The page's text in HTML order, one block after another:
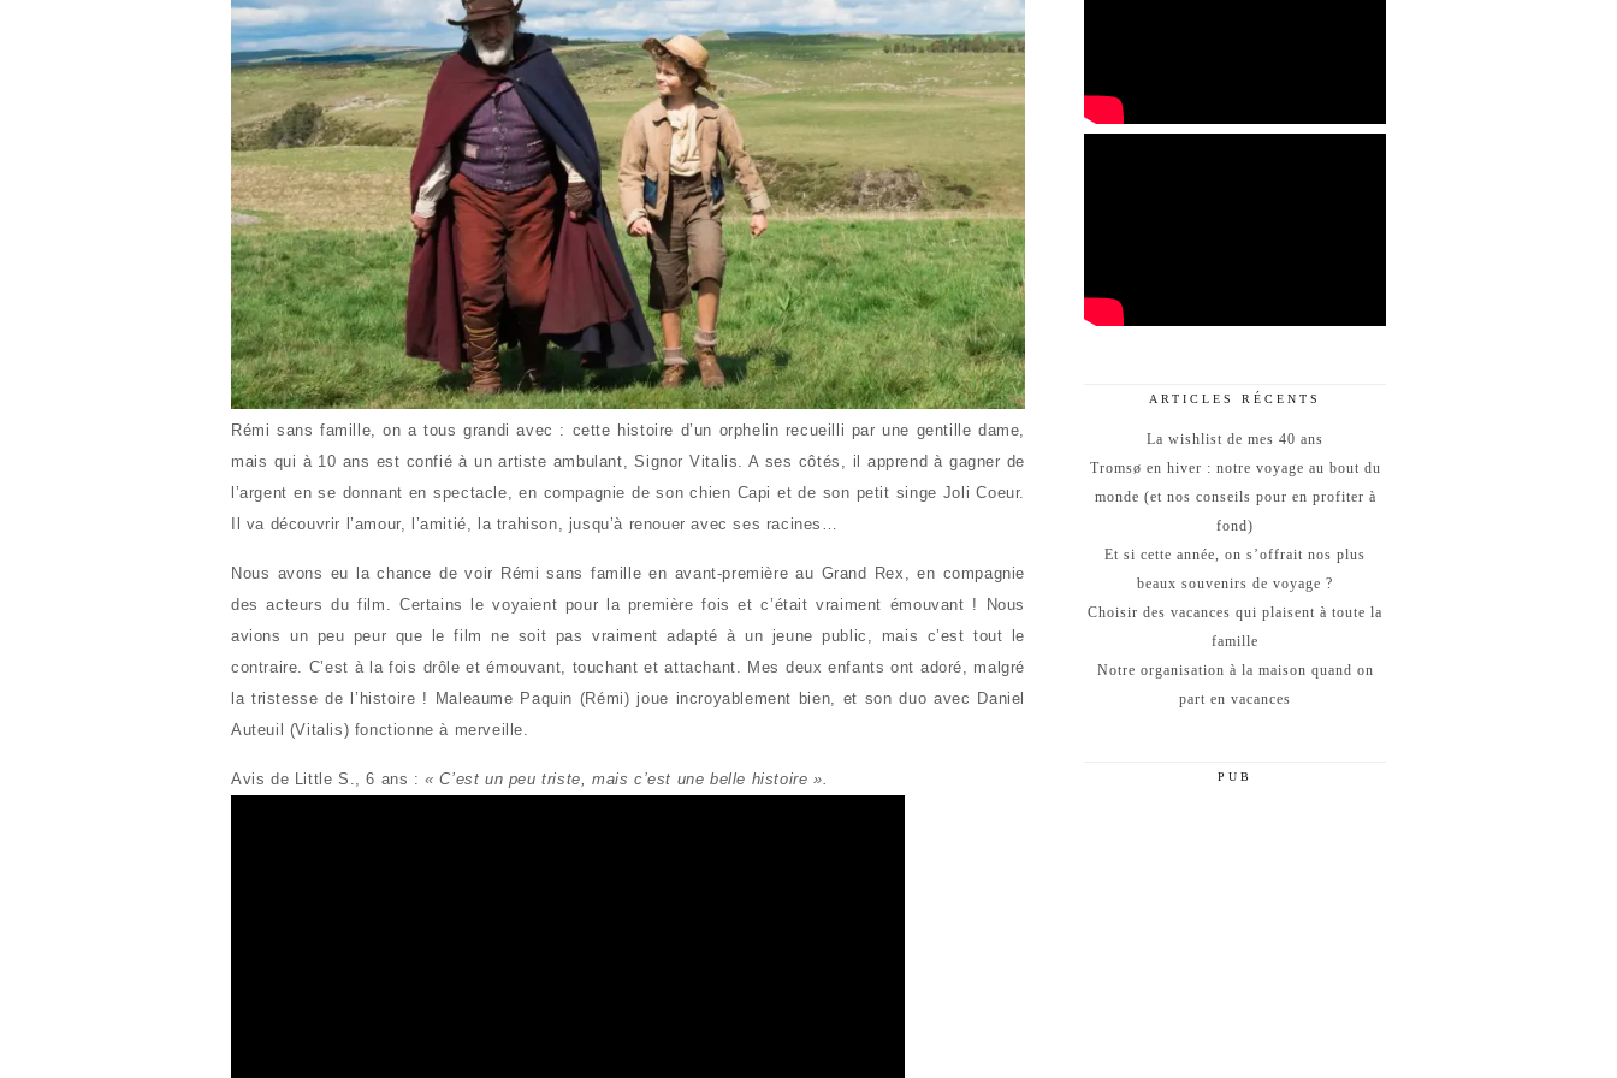
Rémi sans famille, on a tous grandi avec : cette histoire d’un orphelin recueilli par une gentille dame,
mais qui à 10 ans est confié à un artiste ambulant, Signor Vitalis. A ses côtés, il apprend à gagner de
l’argent en se donnant en spectacle, en compagnie de son chien Capi et de son petit singe Joli Coeur.
Il va découvrir l’amour, l’amitié, la trahison, jusqu’à renouer avec ses racines…
Nous avons eu la chance de voir Rémi sans famille en avant-première au Grand Rex, en compagnie
des acteurs du film. Certains le voyaient pour la première fois et c’était vraiment émouvant ! Nous
avions un peu peur que le film ne soit pas vraiment adapté à un jeune public, mais c’est tout le
contraire. C’est à la fois drôle et émouvant, touchant et attachant. Mes deux enfants ont adoré, malgré
la tristesse de l’histoire ! Maleaume Paquin (Rémi) joue incroyablement bien, et son duo avec Daniel
Auteuil (Vitalis) fonctionne à merveille.
Avis de Little S., 6 ans :« C’est un peu triste, mais c’est une belle histoire ».
ARTICLES RÉCENTS
La wishlist de mes 40 ans
Tromsø en hiver : notre voyage au bout du
monde (et nos conseils pour en profiter à
fond)
Et si cette année, on s’offrait nos plus
beaux souvenirs de voyage ?
Choisir des vacances qui plaisent à toute la
famille
Notre organisation à la maison quand on
part en vacances
PUB